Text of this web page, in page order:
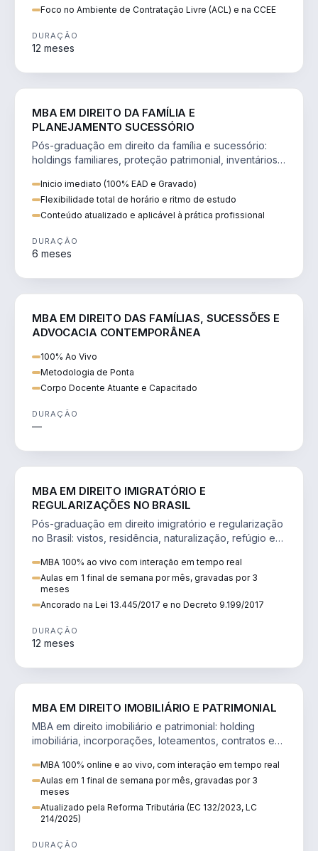
Foco no Ambiente de Contratação Livre (ACL) e na CCEE
DURAÇÃO
12 meses
MBA EM DIREITO DA FAMÍLIA E
PLANEJAMENTO SUCESSÓRIO
Pós-graduação em direito da família e sucessório:
holdings familiares, proteção patrimonial, inventários
Inicio imediato (100% EAD e Gravado)
Flexibilidade total de horário e ritmo de estudo
Conteúdo atualizado e aplicável à prática profissional
DURAÇÃO
6 meses
MBA EM DIREITO DAS FAMÍLIAS, SUCESSÕES E
ADVOCACIA CONTEMPORÂNEA
100% Ao Vivo
Metodologia de Ponta
Corpo Docente Atuante e Capacitado
DURAÇÃO
—
MBA EM DIREITO IMIGRATÓRIO E
REGULARIZAÇÕES NO BRASIL
Pós-graduação em direito imigratório e regularização
no Brasil: vistos, residência, naturalização, refúgio e
MBA 100% ao vivo com interação em tempo real
Aulas em 1 final de semana por mês, gravadas por 3
meses
Ancorado na Lei 13.445/2017 e no Decreto 9.199/2017
DURAÇÃO
12 meses
MBA EM DIREITO IMOBILIÁRIO E PATRIMONIAL
MBA em direito imobiliário e patrimonial: holding
imobiliária, incorporações, loteamentos, contratos e
MBA 100% online e ao vivo, com interação em tempo real
Aulas em 1 final de semana por mês, gravadas por 3
meses
Atualizado pela Reforma Tributária (EC 132/2023, LC
214/2025)
DURAÇÃO